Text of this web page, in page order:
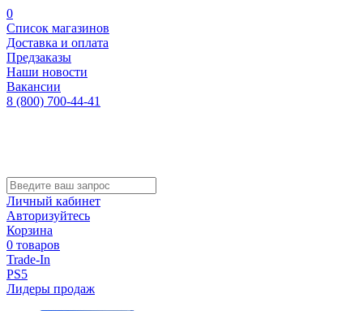
0
Список магазинов
Доставка и оплата
Предзаказы
Наши новости
Вакансии
8 (800) 700-44-41
Личный кабинет
Авторизуйтесь
Корзина
0 товаров
Trade-In
PS5
Лидеры продаж